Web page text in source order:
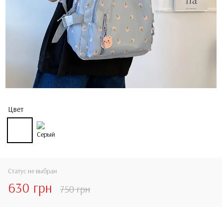
Цвет
Статус не выбран
630 грн 750 грн